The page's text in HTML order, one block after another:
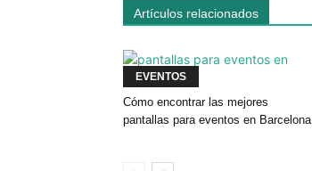
Artículos relacionados
EVENTOS
Cómo encontrar las mejores
pantallas para eventos en Barcelona